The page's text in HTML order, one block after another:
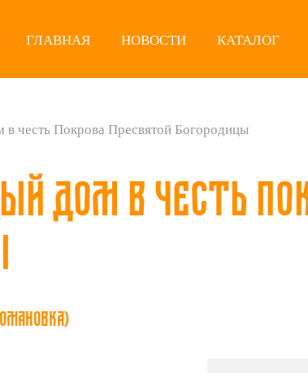
ГЛАВНАЯ НОВОСТИ КАТАЛОГ
честь Покрова Пресвятой Богородицы
дом в честь